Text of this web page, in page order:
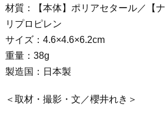
材質：【本体】ポリアセタール／【
リプロピレン
サイズ：4.6×4.6×6.2cm
重量：38g
製造国：日本製
＜取材・撮影・文／櫻井れき＞